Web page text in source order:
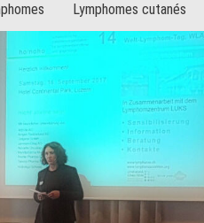
Lymphomes cutanés